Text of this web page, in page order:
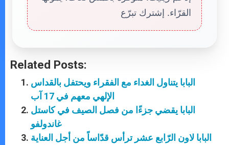
القرّاء. إشترك تبرّع
Related Posts:
البابا يتناول الغداء مع الفقراء ويحتفل بالقداس
الإلهي معهم في 17 آب
البابا يقضي جزءًا من فصل الصيف في كاستل
غاندولفو
البابا لاون الرّابع عشر ترأس قدّاساً من أجل العناية